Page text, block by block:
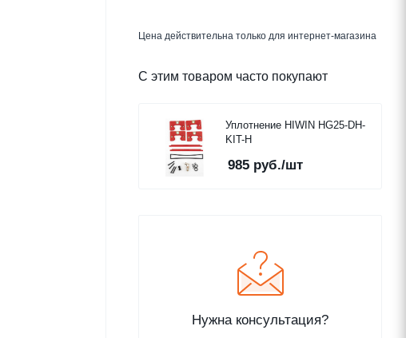
Цена действительна только для интернет-магазина
С этим товаром часто покупают
Уплотнение HIWIN HG25-DH-
KIT-H
985 руб./шт
Нужна консультация?